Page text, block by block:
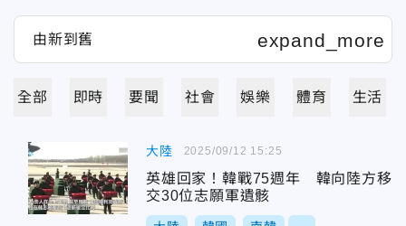
全部 即時 要聞 社會 娛樂 體育 生活
大陸
英雄回家！韓戰75週年 韓向陸方移
交30位志願軍遺骸
2025/09/12 15:25